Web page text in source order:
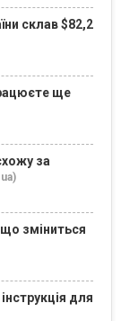
склав $82,2
ще
за
зміниться
для